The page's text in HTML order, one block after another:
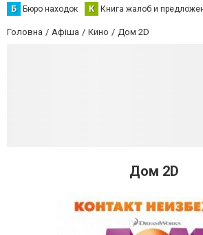
Б Бюро находок К Книга жалоб и
Головна Афіша Кино Дом 2D
Дом 2D